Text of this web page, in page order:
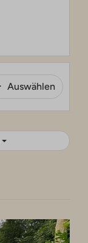
Auswählen